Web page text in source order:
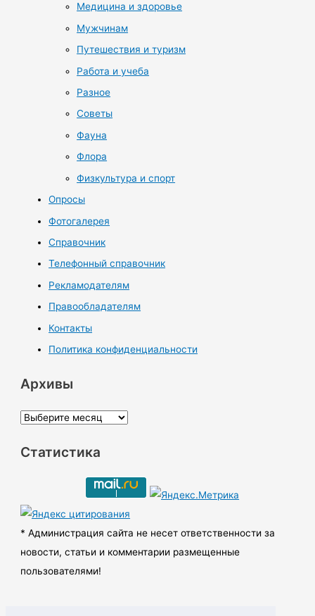
Медицина и здоровье
Мужчинам
Путешествия и туризм
Работа и учеба
Разное
Советы
Фауна
Флора
Физкультура и спорт
Опросы
Фотогалерея
Справочник
Телефонный справочник
Рекламодателям
Правообладателям
Контакты
Политика конфиденциальности
Архивы
А
х
ы
Статистика
* Администрация сайта не несет ответственности за
новости, статьи и комментарии размещенные
пользователями!